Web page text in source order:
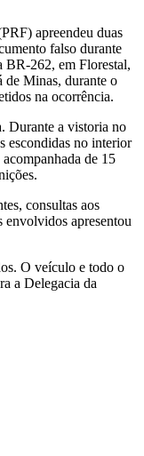
apreendeu duas
falso durante
BR-262, em Florestal,
de Minas, durante o
na ocorrência.
Durante a vistoria no
escondidas no interior
de 15
consultas aos
envolvidos apresentou
O veículo e todo o
a Delegacia da